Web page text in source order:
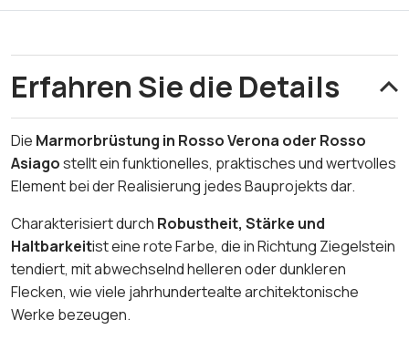
Erfahren Sie die Details
Die Marmorbrüstung in Rosso Verona oder Rosso
Asiagostellt ein funktionelles, praktisches und wertvolles
Element bei der Realisierung jedes Bauprojekts dar.
Charakterisiert durch Robustheit, Stärke und
Haltbarkeitist eine rote Farbe, die in Richtung Ziegelstein
tendiert, mit abwechselnd helleren oder dunkleren
Flecken, wie viele jahrhundertealte architektonische
Werke bezeugen.